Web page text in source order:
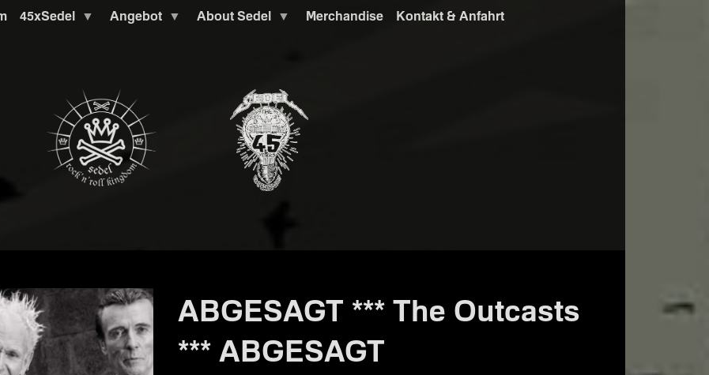
45xSedel Angebot About Sedel Merchandise Kontakt & Anfahrt
ABGESAGT *** The Outcasts
*** ABGESAGT